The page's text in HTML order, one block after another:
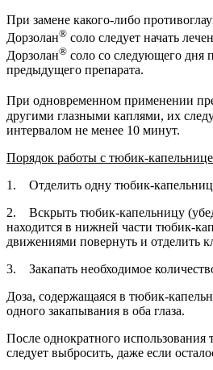
При замене какого-либо
Дорзолан® соло следует начать
Дорзолан® соло со следующего дня
предыдущего препарата.
При одновременном применении
другими глазными каплями, их
интервалом не менее 10 минут.
Порядок работы с тюбик-
1. Отделить одну тюбик-
2. Вскрыть тюбик-капельницу
находится в нижней части тюбик-
движениями повернуть и отделить
3. Закапать необходимое
Доза, содержащаяся в тюбик-
одного закапывания в оба глаза.
После однократного
следует выбросить, даже если